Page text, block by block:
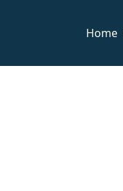
Home